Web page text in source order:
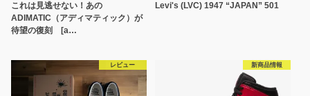
これは見逃せない！あの
ADIMATIC（アディマティック）が
待望の復刻 [a…
Levi's (LVC) 1947 “JAPAN” 501
レビュー 新商品情報